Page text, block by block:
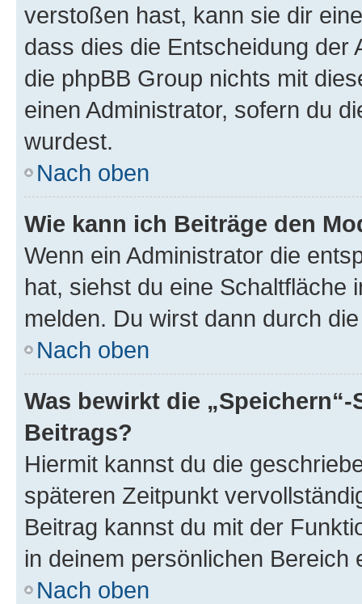
verstoßen hast, kann sie dir
dass dies die Entscheidung der
die phpBB Group nichts mit
einen Administrator, sofern du
wurdest.
Nach oben
Wie kann ich Beiträge den
Wenn ein Administrator die
hat, siehst du eine Schaltfläche
melden. Du wirst dann durch
Nach oben
Was bewirkt die
Beitrags?
Hiermit kannst du die
späteren Zeitpunkt
Beitrag kannst du mit der
in deinem persönlichen Bereich
Nach oben